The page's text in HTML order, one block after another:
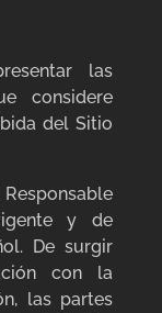
las
considere
del Sitio
y de
De surgir
con la
las partes